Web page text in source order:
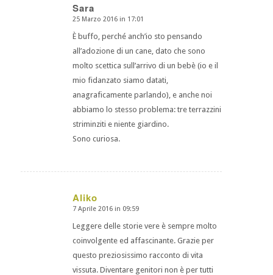
Sara
dice:
25 Marzo 2016 in 17:01
È buffo, perché anch’io sto pensando
all’adozione di un cane, dato che sono
molto scettica sull’arrivo di un bebè (io e il
mio fidanzato siamo datati,
anagraficamente parlando), e anche noi
abbiamo lo stesso problema: tre terrazzini
striminziti e niente giardino.
Sono curiosa.
Aliko
dice:
7 Aprile 2016 in 09:59
Leggere delle storie vere è sempre molto
coinvolgente ed affascinante. Grazie per
questo preziosissimo racconto di vita
vissuta. Diventare genitori non è per tutti